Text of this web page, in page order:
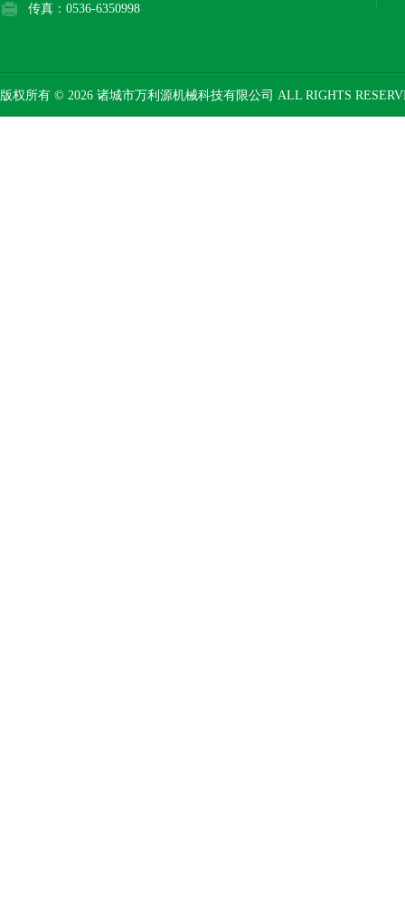
传真：0536-6350998
版权所有 © 2026 诸城市万利源机械科技有限公司 ALL RIGHTS